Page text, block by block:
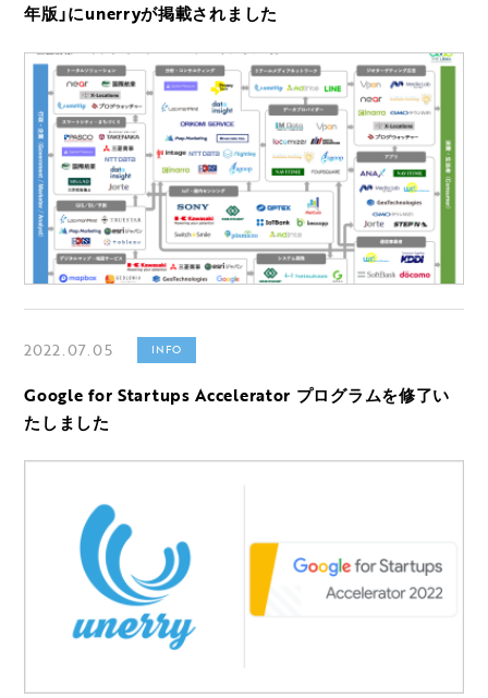
年版」にunerryが掲載されました
2022.07.05 INFO
Google for Startups Accelerator プログラムを修了い
たしました